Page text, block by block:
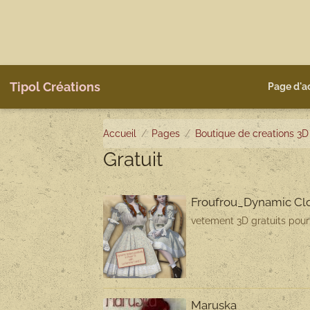
Tipol Créations Page
Accueil Pages Boutique de creations 3D
Gratuit
Froufrou_Dynamic
vetement 3D gratuits
Maruska